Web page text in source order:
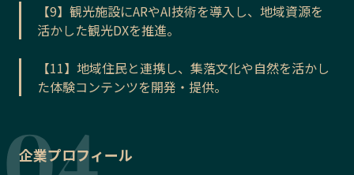
【9】観光施設にARやAI技術を導入し、地域資源を
活かした観光DXを推進。
【11】地域住民と連携し、集落文化や自然を活かし
た体験コンテンツを開発・提供。
企業プロフィール